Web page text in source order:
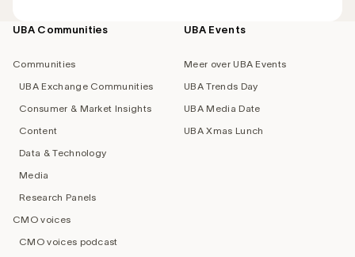
Footer
UBA Communities
Communities
UBA Exchange Communities
Consumer & Market Insights
Content
Data & Technology
Media
Research Panels
CMO voices
CMO voices podcast
UBA Events
Meer over UBA Events
UBA Trends Day
UBA Media Date
UBA Xmas Lunch